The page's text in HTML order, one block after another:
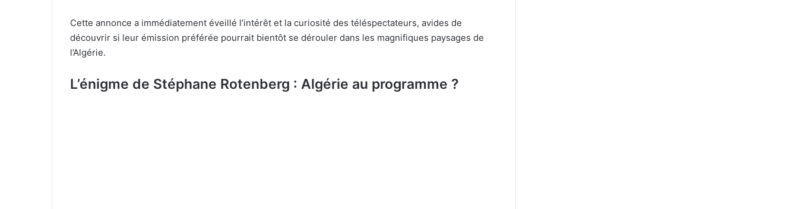
Cette annonce a immédiatement éveillé l’intérêt et la curiosité des téléspectateurs, avides de
découvrir si leur émission préférée pourrait bientôt se dérouler dans les magnifiques paysages de
l’Algérie.
L’énigme de Stéphane Rotenberg : Algérie au programme ?